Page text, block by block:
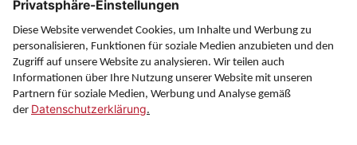
Service
Information
Folgen Sie uns auf